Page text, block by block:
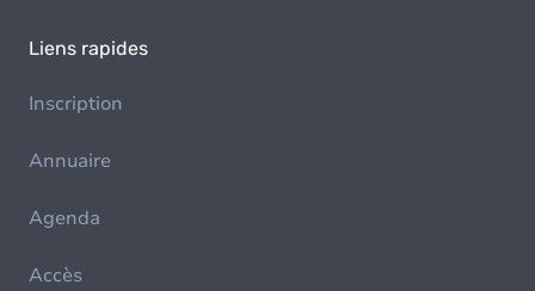
Liens rapides
Inscription
Annuaire
Agenda
Accès